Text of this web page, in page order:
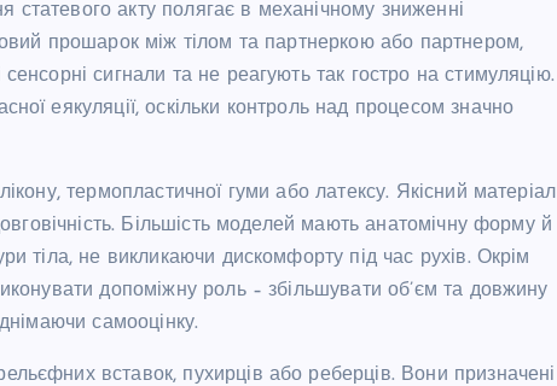
акту полягає в механічному зниженні
прошарок між тілом та партнеркою або партнером,
сигнали та не реагують так гостро на стимуляцію.
еякуляції, оскільки контроль над процесом значно
термопластичної гуми або латексу. Якісний матеріал
Більшість моделей мають анатомічну форму й
тіла, не викликаючи дискомфорту під час рухів. Окрім
допоміжну роль – збільшувати об’єм та довжину
самооцінку.
вставок, пухирців або реберців. Вони призначені